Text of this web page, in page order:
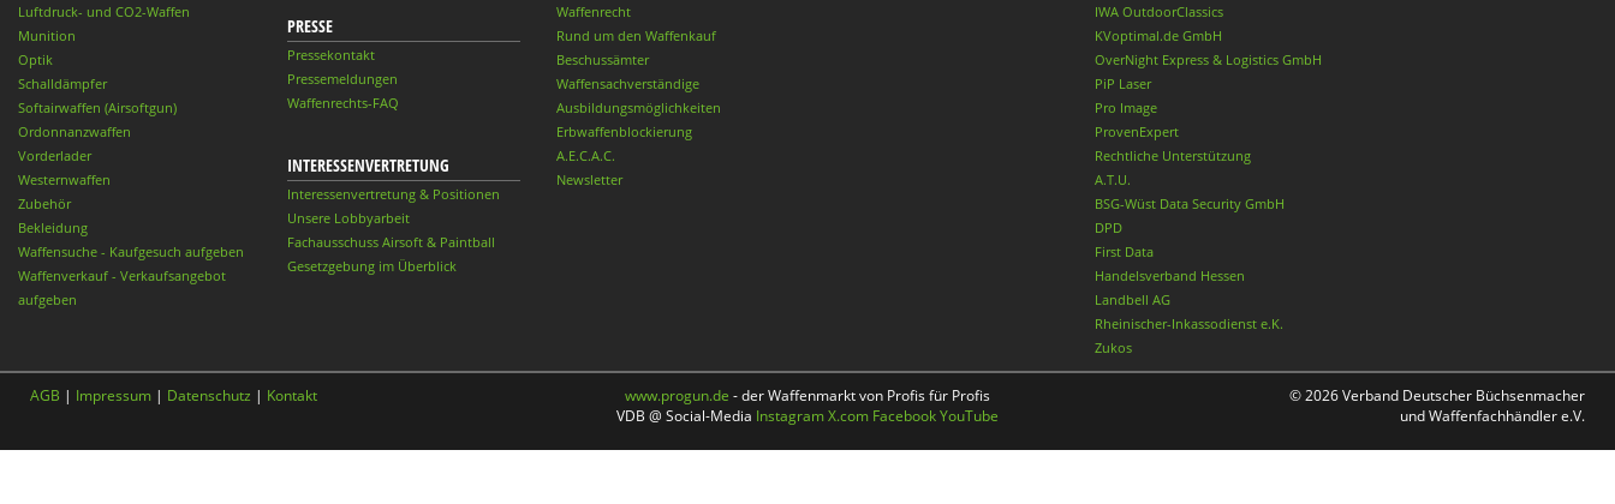
Luftdruck- und CO2-Waffen
Munition
Optik
Schalldämpfer
Softairwaffen (Airsoftgun)
Ordonnanzwaffen
Vorderlader
Westernwaffen
Zubehör
Bekleidung
Waffensuche - Kaufgesuch aufgeben
Waffenverkauf - Verkaufsangebot
aufgeben
PRESSE
Pressekontakt
Pressemeldungen
Waffenrechts-FAQ
INTERESSENVERTRETUNG
Interessenvertretung & Positionen
Unsere Lobbyarbeit
Fachausschuss Airsoft & Paintball
Gesetzgebung im Überblick
Waffenrecht
Rund um den Waffenkauf
Beschussämter
Waffensachverständige
Ausbildungsmöglichkeiten
Erbwaffenblockierung
A.E.C.A.C.
Newsletter
IWA OutdoorClassics
KVoptimal.de GmbH
OverNight Express & Logistics GmbH
PiP Laser
Pro Image
ProvenExpert
Rechtliche Unterstützung
A.T.U.
BSG-Wüst Data Security GmbH
DPD
First Data
Handelsverband Hessen
Landbell AG
Rheinischer-Inkassodienst e.K.
Zukos
AGB | Impressum | Datenschutz | Kontakt www.progun.de - der Waffenmarkt von Profis für Profis
VDB @ Social-Media InstagramX.com FacebookYouTube
© 2026 Verband Deutscher Büchsenmacher
und Waffenfachhändler e.V.